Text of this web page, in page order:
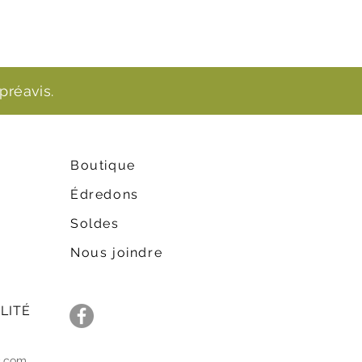
Boutique
Édredons
Soldes
Nous joindre